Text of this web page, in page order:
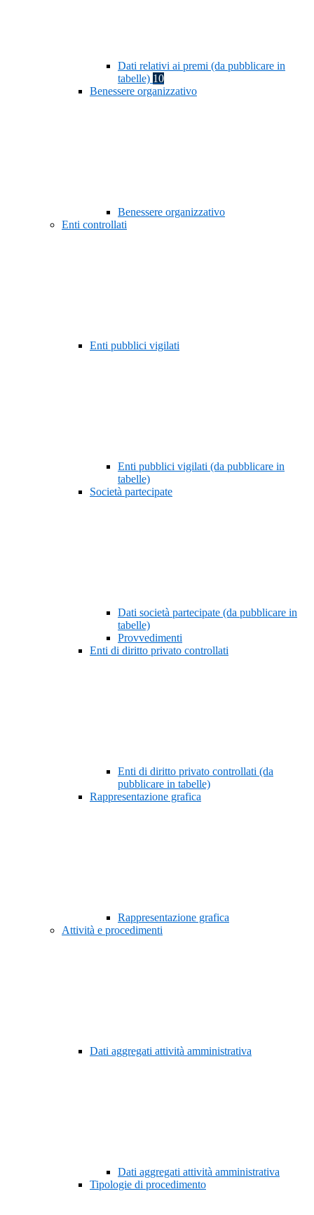
Dati relativi ai premi (da pubblicare in
tabelle) 10
Benessere organizzativo
Benessere organizzativo
Enti controllati
Enti pubblici vigilati
Enti pubblici vigilati (da pubblicare in
tabelle)
Società partecipate
Dati società partecipate (da pubblicare in
tabelle)
Provvedimenti
Enti di diritto privato controllati
Enti di diritto privato controllati (da
pubblicare in tabelle)
Rappresentazione grafica
Rappresentazione grafica
Attività e procedimenti
Dati aggregati attività amministrativa
Dati aggregati attività amministrativa
Tipologie di procedimento